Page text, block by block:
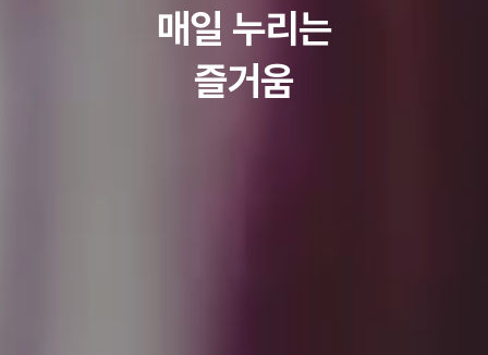
매일 누리는
즐거움